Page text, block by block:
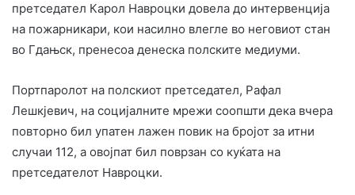
претседател Карол Навроцки довела до интервенција
на пожарникари, кои насилно влегле во неговиот стан
во Гдањск, пренесоа денеска полските медиуми.
Портпаролот на полскиот претседател, Рафал
Лешкјевич, на социјалните мрежи соопшти дека вчера
повторно бил упатен лажен повик на бројот за итни
случаи 112, а овојпат бил поврзан со куќата на
претседателот Навроцки.